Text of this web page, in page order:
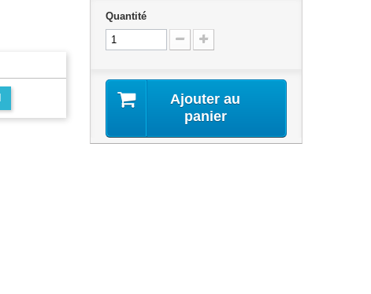
Quantité
Ajouter au
panier